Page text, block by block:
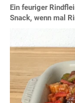
Ein feuriger
Snack, wenn mal